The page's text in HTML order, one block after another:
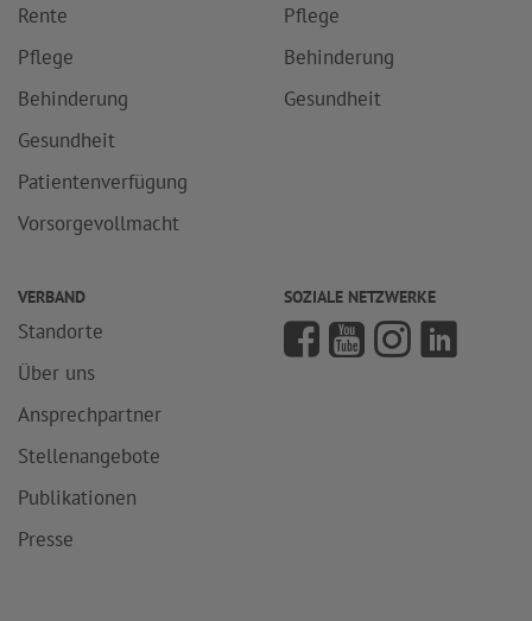
Rente
Pflege
Behinderung
Gesundheit
Patientenverfügung
Vorsorgevollmacht
Pflege
Behinderung
Gesundheit
VERBAND
Standorte
Über uns
Ansprechpartner
Stellenangebote
Publikationen
Presse
SOZIALE NETZWERKE